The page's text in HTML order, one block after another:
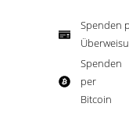
Spenden
Spenden
per
Bitcoin​